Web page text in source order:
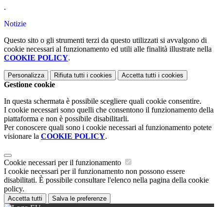
.
Notizie
Questo sito o gli strumenti terzi da questo utilizzati si avvalgono di
cookie necessari al funzionamento ed utili alle finalità illustrate nella
COOKIE POLICY.
Personalizza Rifiuta tutti i cookies Accetta tutti i cookies
Gestione cookie
In questa schermata è possibile scegliere quali cookie consentire.
I cookie necessari sono quelli che consentono il funzionamento della
piattaforma e non è possibile disabilitarli.
Per conoscere quali sono i cookie necessari al funzionamento potete
visionare la COOKIE POLICY.
Cookie necessari per il funzionamento
I cookie necessari per il funzionamento non possono essere
disabilitati. È possibile consultare l'elenco nella pagina della cookie
policy.
Accetta tutti Salva le preferenze